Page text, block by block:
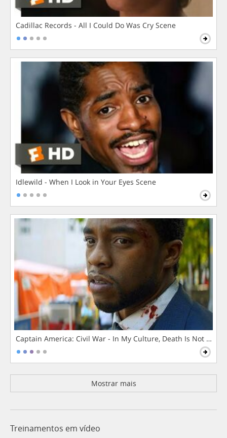
Cadillac Records - All I Could Do Was Cry Scene
Idlewild - When I Look in Your Eyes Scene
Captain America: Civil War - In My Culture, Death Is Not The
Mostrar mais
Treinamentos em vídeo